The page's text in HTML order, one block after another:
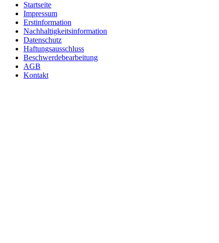
Startseite
Impressum
Erstinformation
Nachhaltigkeitsinformation
Datenschutz
Haftungsausschluss
Beschwerdebearbeitung
AGB
Kontakt